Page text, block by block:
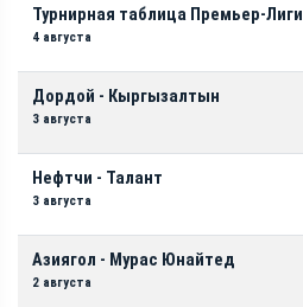
Турнирная таблица Премьер-Лиги
4 августа
Дордой - Кыргызалтын
3 августа
Нефтчи - Талант
3 августа
Азиягол - Мурас Юнайтед
2 августа